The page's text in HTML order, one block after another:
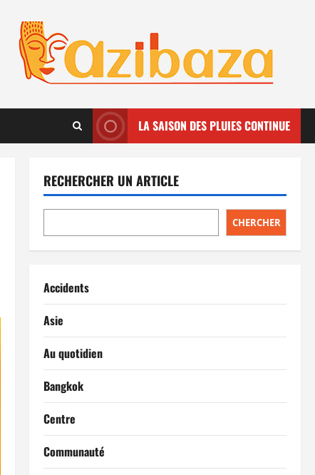
LA SAISON DES PLUIES CONTINUE
RECHERCHER UN ARTICLE
CHERCHER
Accidents
Asie
Au quotidien
Bangkok
Centre
Communauté